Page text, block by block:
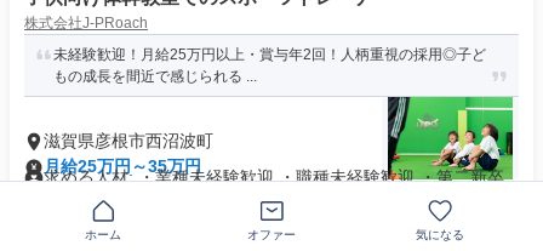
株式会社J-PRoach
未経験歓迎！月給25万円以上・賞与年2回！人柄重視の採用◎子ど
もの成長を間近で感じられる ...
滋賀県彦根市西沼波町
月給25万円～35万円
求める人材: ・業種未経験歓迎 ・職種未経験歓迎 ・第二新卒
歓迎 ・社会人歴10年以...
交通費支給ホーム オファー 気になる